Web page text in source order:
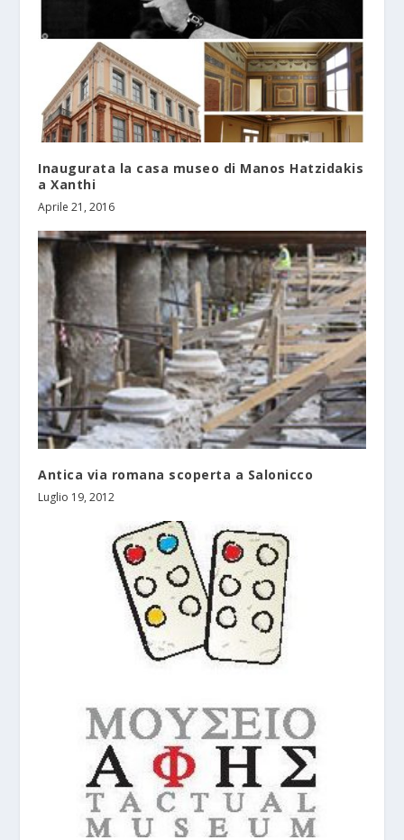
Inaugurata la casa museo di Manos Hatzidakis
a Xanthi
Aprile 21, 2016
Antica via romana scoperta a Salonicco
Luglio 19, 2012